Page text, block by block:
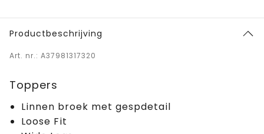
Productbeschrijving
Art. nr.: A37981317320
Toppers
Linnen broek met gespdetail
Loose Fit